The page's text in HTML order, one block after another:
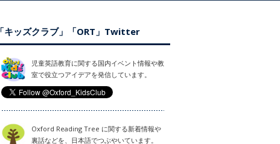
「キッズクラブ」「ORT」Twitter
児童英語教育に関する国内イベント情報や教
室で役立つアイデアを発信しています。
Oxford Reading Tree に関する新着情報や
裏話などを、日本語でつぶやいています。